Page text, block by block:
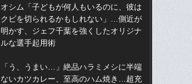
オシム「子どもが何人もいるのに、彼は
クビを切られるかもしれない」…側近が
明かす、ジェフ千葉を強くしたオリジナ
ルな選手起用術
「う、うまい…」絶品ハラミメシに半端
ないカツカレー、至高のハム焼き…超充